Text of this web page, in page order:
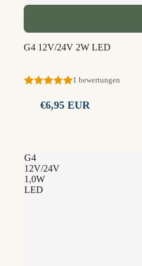
G4 12V/24V 2W LED
€6,95 EUR
1 bewertungen
G4
12V/24V
1,0W
LED